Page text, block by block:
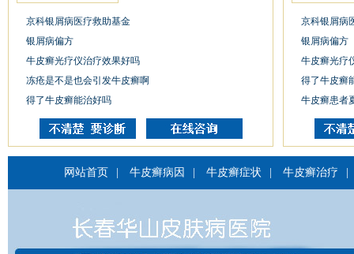
京科银屑病医疗救助基金
银屑病偏方
牛皮癣光疗仪治疗效果好吗
冻疮是不是也会引发牛皮癣啊
得了牛皮癣能治好吗
京科银屑病
银屑病偏方
牛皮癣光疗
得了牛皮癣
牛皮癣患者
网站首页 牛皮癣病因 牛皮癣症状 牛皮癣治疗